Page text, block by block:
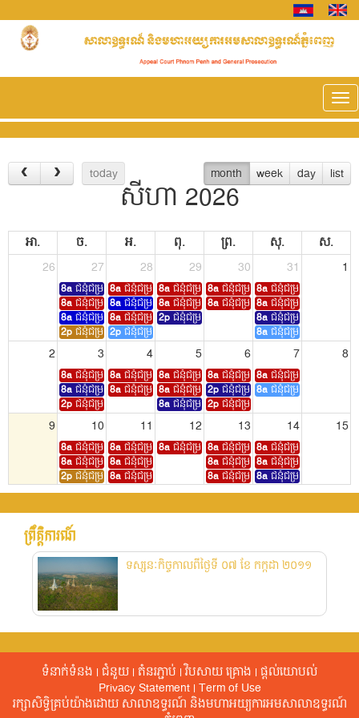
today month week day list
សីហា 2026
អា. ច. អ. ពុ. ព្រ. សុ.
ស.
26
27 28 29 30 31 1
8aជំនុំជម្រះសាលទី1
8aជំនុំជម្រះសាលទី1
8aជំនុំជម្រះសាលទី1
8aជំនុំជម្រះសាលទី1
8aជំនុំជម្រះសាលទី1
8aជំនុំជម្រះសាលទី4
8aជំនុំជម្រះសាលទី4
8aជំនុំជម្រះសាលទី5
8aជំនុំជម្រះសាលទី3
8aជំនុំជម្រះសាលទី3
8aជំនុំជម្រះសាលទី5
8aជំនុំជម្រះសាលទី5
2pជំនុំជម្រះសាលទី3 8aជំនុំជម្រះសាលទី4
2pជំនុំជម្រះសាលទី2
2pជំនុំជម្រះសាលទី3 8aជំនុំជម្រះសាលទី5
2 3 4 5 6 7 8
8aជំនុំជម្រះសាលទី1
8aជំនុំជម្រះសាលទី1
8aជំនុំជម្រះសាលទី1
8aជំនុំជម្រះសាលទី4
8aជំនុំជម្រះសាលទី1
8aជំនុំជម្រះសាលទី5
8aជំនុំជម្រះសាលទី3
8aជំនុំជម្រះសាលទី3
2pជំនុំជម្រះសាលទី1
8aជំនុំជម្រះសាលទី4
2pជំនុំជម្រះសាលទី3 8aជំនុំជម្រះសាលទី4
2pជំនុំជម្រះសាលទី5
9 10 11 12 13 14 15
8aជំនុំជម្រះសាលទី1
8aជំនុំជម្រះសាលទី1
8aជំនុំជម្រះសាលទី4
8aជំនុំជម្រះសាលទី1
8aជំនុំជម្រះសាលទី1
8aជំនុំជម្រះសាលទី4
8aជំនុំជម្រះសាលទី4 8aជំនុំជម្រះសាលទី3
8aជំនុំជម្រះសាលទី3
2pជំនុំជម្រះសាលទី2
8aជំនុំជម្រះសាលទី5 8aជំនុំជម្រះសាលទី4
8aជំនុំជម្រះសាលទី4
2pជំនុំជម្រះសាលទី3 8aជំនុំជម្រះសាលទី5
8aជំនុំជម្រះសាលទី5
16 17 18 19 20 21 22
8a
8aជំនុំជម្រះសាលទី3
8aជំនុំជម្រះសាលទី4
23 24
2p
30 31 1 2 3 4 5
ព្រឹត្តិការណ៍​
ទស្សនៈកិច្ចកាលពីថ្ងៃទី ០៧ ខែ កក្កដា ២០១១
ទំនាក់ទំនង |ជំនួយ|តំនរភ្ជាប់ |វិបសាយ គ្រោង |ផ្តល់​យោបល់​
Privacy Statement|Term of Use
រក្សាសិទ្ធិគ្រប់យ៉ាងដោយ សាលាឧទ្ធរណ៍​ និងមហាអយ្យការអមសាលាឧទ្ធរណ៍